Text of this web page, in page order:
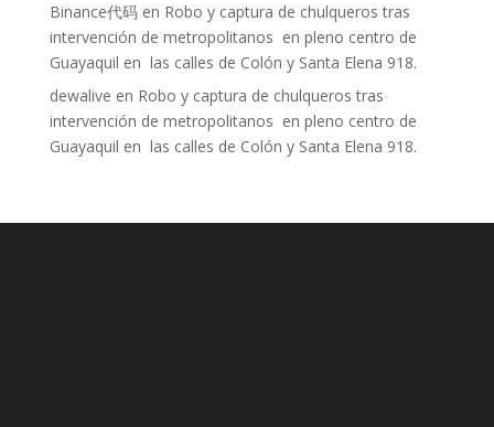
Binance代码en Robo y captura de chulqueros tras
intervención de metropolitanos en pleno centro de
Guayaquil en las calles de Colón y Santa Elena 918.
dewalive en Robo y captura de chulqueros tras
intervención de metropolitanos en pleno centro de
Guayaquil en las calles de Colón y Santa Elena 918.